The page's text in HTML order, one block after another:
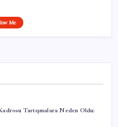
Me
Tartışmalara Neden Oldu: